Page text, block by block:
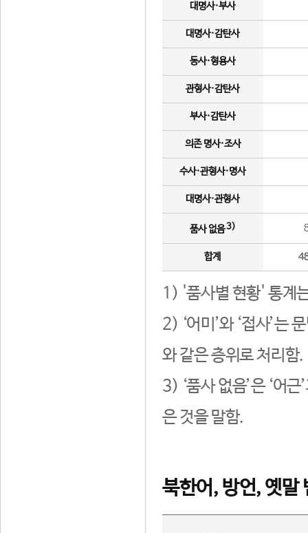
대명사·부사
대명사·감탄사
동사·형용사
관형사·감탄사
부사·감탄사
의존 명사·조사
수사·관형사·명사
대명사·관형사
품사 없음3)
합계
1) '품사별 현황' 통계
2) ‘어미’와 ‘접사’는
와 같은 층위로 처리함.
3) ‘품사 없음’은 ‘어
은 것을 말함.
북한어, 방언, 옛말